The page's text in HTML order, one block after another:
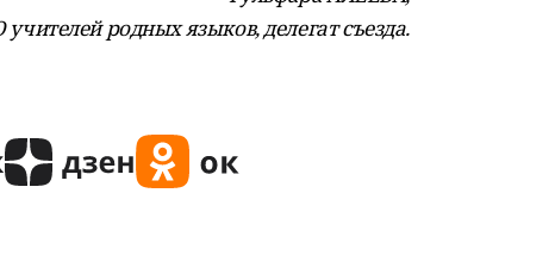
учителейродных языков, делегат съезда.